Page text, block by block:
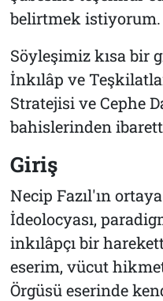
belirtmek istiyorum.
Söyleşimiz kısa bir
İnkılâp ve
Stratejisi ve Cephe
bahislerinden
Giriş
Necip Fazıl'ın
İdeolocyası,
inkılâpçı bir
eserim, vücut
Örgüsü eserinde